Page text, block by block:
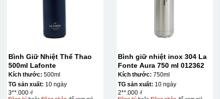
Bình Giữ Nhiệt Thể Thao
500ml Lafonte
Kích thước: 500ml
TG sản xuất: 10 ngày
3**.000 ₫
Bình giữ nhiệt inox 304 La
Fonte Aura 750 ml 012362
Kích thước: 750ml
TG sản xuất: 10 ngày
2**.000 ₫